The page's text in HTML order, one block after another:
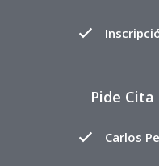
Pide
Carlos